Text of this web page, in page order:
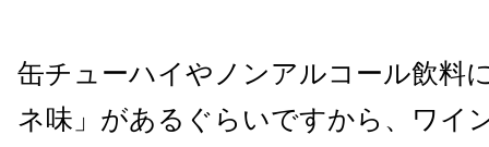
缶チューハイやノンアルコール飲料
ネ味」があるぐらいですから、ワイ